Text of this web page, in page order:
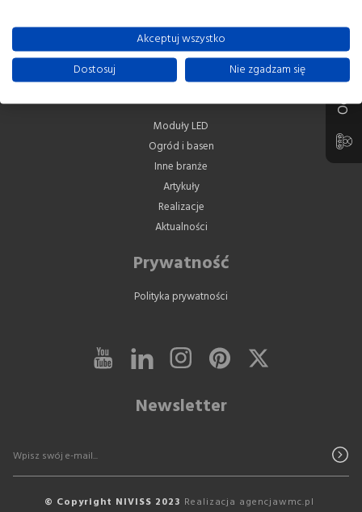
Oceń naszą firmę
ul. Rdestowa 53D
81-577 Gdynia
Polska
Moduły LED
Ogród i basen
Inne branże
Artykuły
Realizacje
Aktualności
Prywatność
Polityka prywatności
Newsletter
© Copyright NIVISS 2023 Realizacja agencjawmc.pl
Akceptuj wszystko
Dostosuj
Nie zgadzam się